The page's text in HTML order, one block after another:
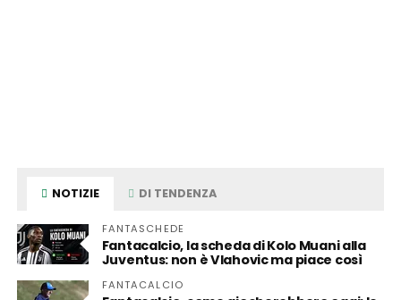
NOTIZIE DI TENDENZA
FANTASCHEDE
Fantacalcio, la scheda di Kolo Muani alla
Juventus: non è Vlahovic ma piace così
FANTACALCIO